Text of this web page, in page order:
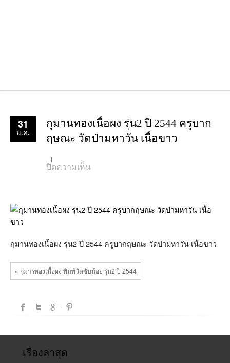
31
ม.ค.
กุมานทองเนื้อผง รุ่น2 ปี 2544 ครูบาก
ฤษณะ วัดป่ามหาวัน เนื้อขาว
ปิดความเห็นบน
ผง
รุ่น2
ครู
บาก
วัด
ป่า
มหา
กุมานทองเนื้อผง รุ่น2 ปี 2544 ครูบากฤษณะ วัดป่ามหาวัน เนื้อขาว
« กุมารทองเนื้อผง พิมพ์วัดซับน้อย รุ่น2 ปี 2544
เรื่องล่าสุด